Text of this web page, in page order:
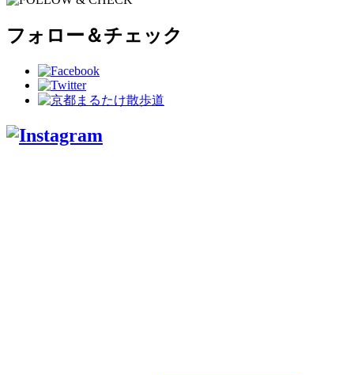
フォロー＆チェック